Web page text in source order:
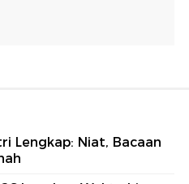
Lengkap: Niat, Bacaan